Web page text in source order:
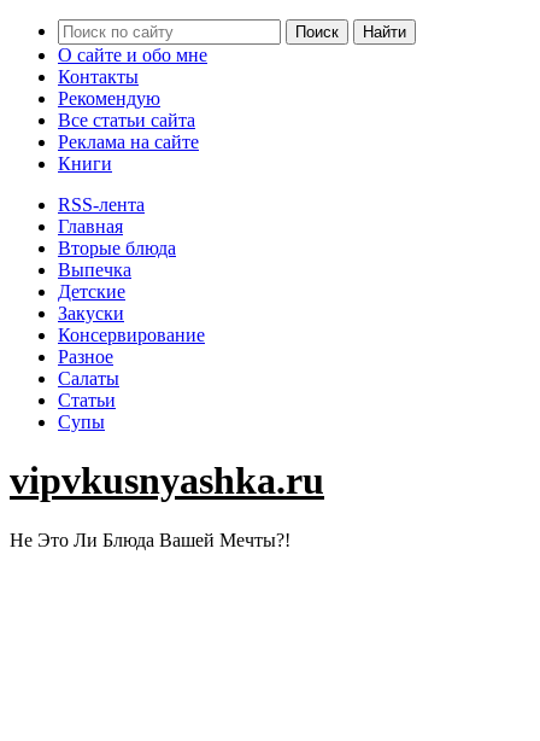
О сайте и обо мне
Контакты
Рекомендую
Все статьи сайта
Реклама на сайте
Книги
RSS-лента
Главная
Вторые блюда
Выпечка
Детские
Закуски
Консервирование
Разное
Салаты
Статьи
Супы
vipvkusnyashka.ru
Не Это Ли Блюда Вашей Мечты?!